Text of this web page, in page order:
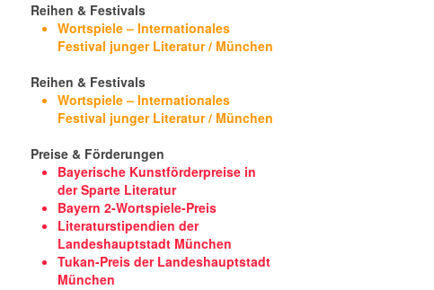
Reihen & Festivals
Wortspiele – Internationales
Festival junger Literatur / München
Reihen & Festivals
Wortspiele – Internationales
Festival junger Literatur / München
Preise & Förderungen
Bayerische Kunstförderpreise in
der Sparte Literatur
Bayern 2-Wortspiele-Preis
Literaturstipendien der
Landeshauptstadt München
Tukan-Preis der Landeshauptstadt
München